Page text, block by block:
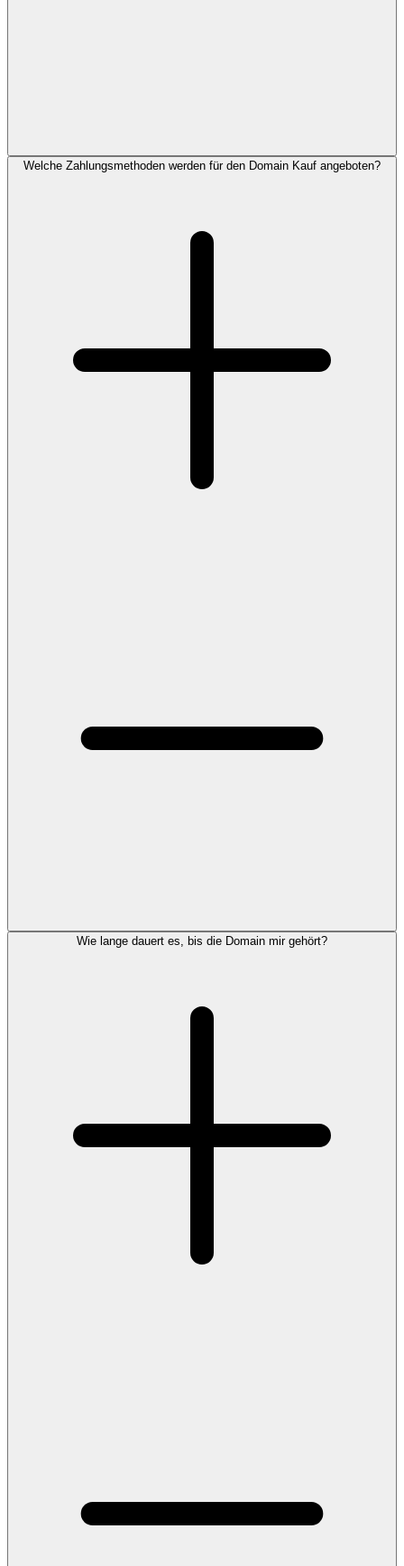
Welche Zahlungsmethoden werden für den Domain Kauf angeboten?
Wie lange dauert es, bis die Domain mir gehört?